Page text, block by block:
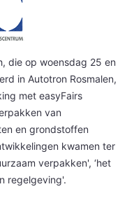
die op woensdag 25 en
in Autotron Rosmalen,
met easyFairs
van
en grondstoffen
kwamen ter
verpakken', ‘het
regelgeving'.